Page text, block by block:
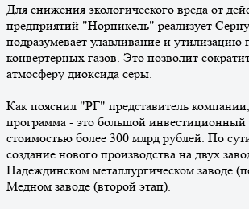
Для снижения экологического вреда от
предприятий "Норникель" реализует
подразумевает улавливание и утилизацию
конвертерных газов. Это позволит
атмосферу диоксида серы.
Как пояснил "РГ" представитель
программа - это большой
стоимостью более 300 млрд рублей. По
создание нового производства на двух
Надеждинском металлургическом заводе
Медном заводе (второй этап).